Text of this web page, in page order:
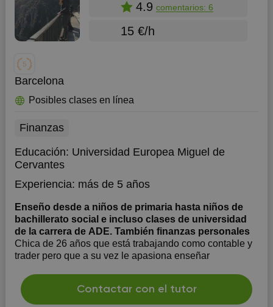
4.9 comentarios: 6
15 €/h
Barcelona
Posibles clases en línea
Finanzas
Educación: Universidad Europea Miguel de
Cervantes
Experiencia: más de 5 años
Enseño desde a niños de primaria hasta niños de
bachillerato social e incluso clases de universidad
de la carrera de ADE. También finanzas personales
Chica de 26 años que está trabajando como contable y
trader pero que a su vez le apasiona enseñar
Contactar con el tutor